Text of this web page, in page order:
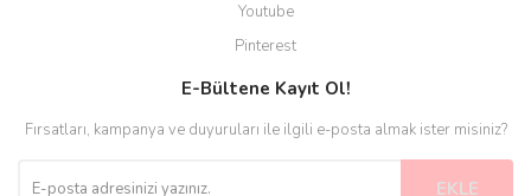
Youtube
Pinterest
E-Bültene Kayıt Ol!
Fırsatları, kampanya ve duyuruları ile ilgili e-posta almak ister misiniz?
EKLE